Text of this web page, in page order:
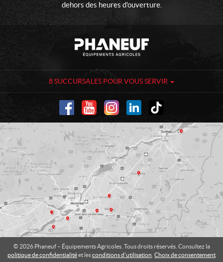
dehors des heures d'ouverture.
t
c
n
u
É
q
u
i
p
e
m
e
n
s
8 SUCCURSALES POUR VOUS SERVIR
© 2026 Phaneuf – Équipements Agricoles. Tous droits réservés. Consultez la
politique de confidentialitéet lesconditions d'utilisation Choix de consentement